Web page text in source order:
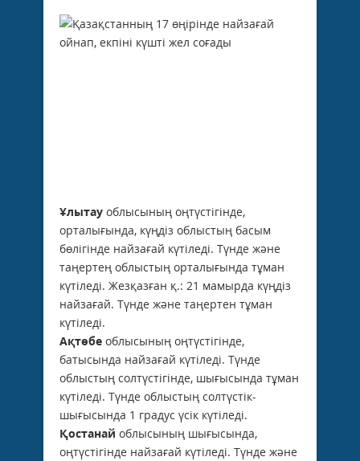
Ұлытау облысының оңтүстігінде,
орталығында, күңдіз облыстың басым
бөлігінде найзағай күтіледі. Түнде және
таңертең облыстың орталығында тұман
күтіледі. Жезқазған қ.: 21 мамырда күңдіз
найзағай. Түнде және таңертен тұман
күтіледі.
Ақтөбе облысының оңтүстігінде,
батысында найзағай күтіледі. Түнде
облыстың солтүстігінде, шығысында тұман
күтіледі. Түнде облыстың солтүстік-
шығысында 1 градус үсік күтіледі.
Қостанай облысының шығысында,
оңтүстігінде найзағай күтіледі. Түнде және